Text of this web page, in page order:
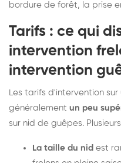
bordure de forêt, la prise
Tarifs : ce qui
intervention
intervention
Les tarifs d'intervention
généralement un peu
sur nid de guêpes.
La taille du nid est